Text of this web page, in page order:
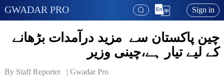
GWADAR PRO Sign in
چین پاکستان سے مزید درآمدات بڑھانے
کے لیے تیار ہے،چینی وزیر
By Staff Reporter   | Gwadar Pro